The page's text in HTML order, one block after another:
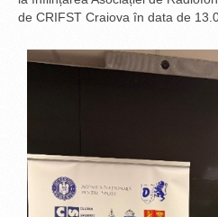
de CRIFST Craiova în data de